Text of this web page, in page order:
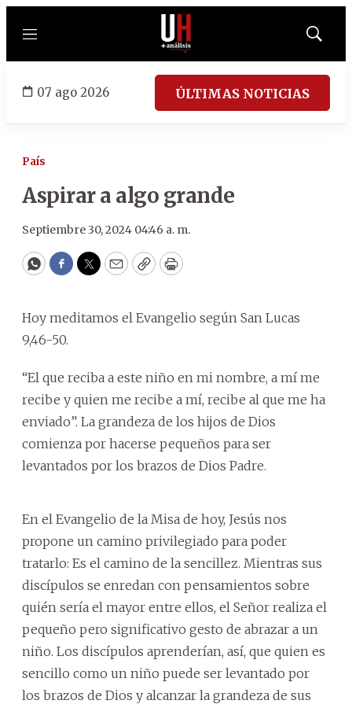
Menú
Mostrar
07 ago 2026 ÚLTIMAS NOTICIAS
País
Aspirar a algo grande
Septiembre 30, 2024 04:46 a. m.
WhatsApp
Facebook
Twitter
EmailCopyPrint
Hoy meditamos el Evangelio según San Lucas
9,46-50.
“El que reciba a este niño en mi nombre, a mí me
recibe y quien me recibe a mí, recibe al que me ha
enviado”. La grandeza de los hijos de Dios
comienza por hacerse pequeños para ser
levantados por los brazos de Dios Padre.
En el Evangelio de la Misa de hoy, Jesús nos
propone un camino privilegiado para poder
tratarlo: Es el camino de la sencillez. Mientras sus
discípulos se enredan con pensamientos sobre
quién sería el mayor entre ellos, el Señor realiza el
pequeño pero significativo gesto de abrazar a un
niño. Los discípulos aprenderían, así, que quien es
sencillo como un niño puede ser levantado por
los brazos de Dios y alcanzar la grandeza de sus